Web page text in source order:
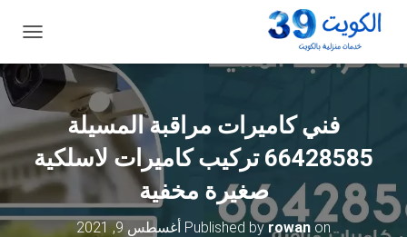
ب
د
ي
ل
ق
ل
فني كاميرات مراقبة المسيلة
66428585 تركيب كاميرات لاسلكية
صغيرة مخفية
Published byrowan on أغسطس 9, 2021